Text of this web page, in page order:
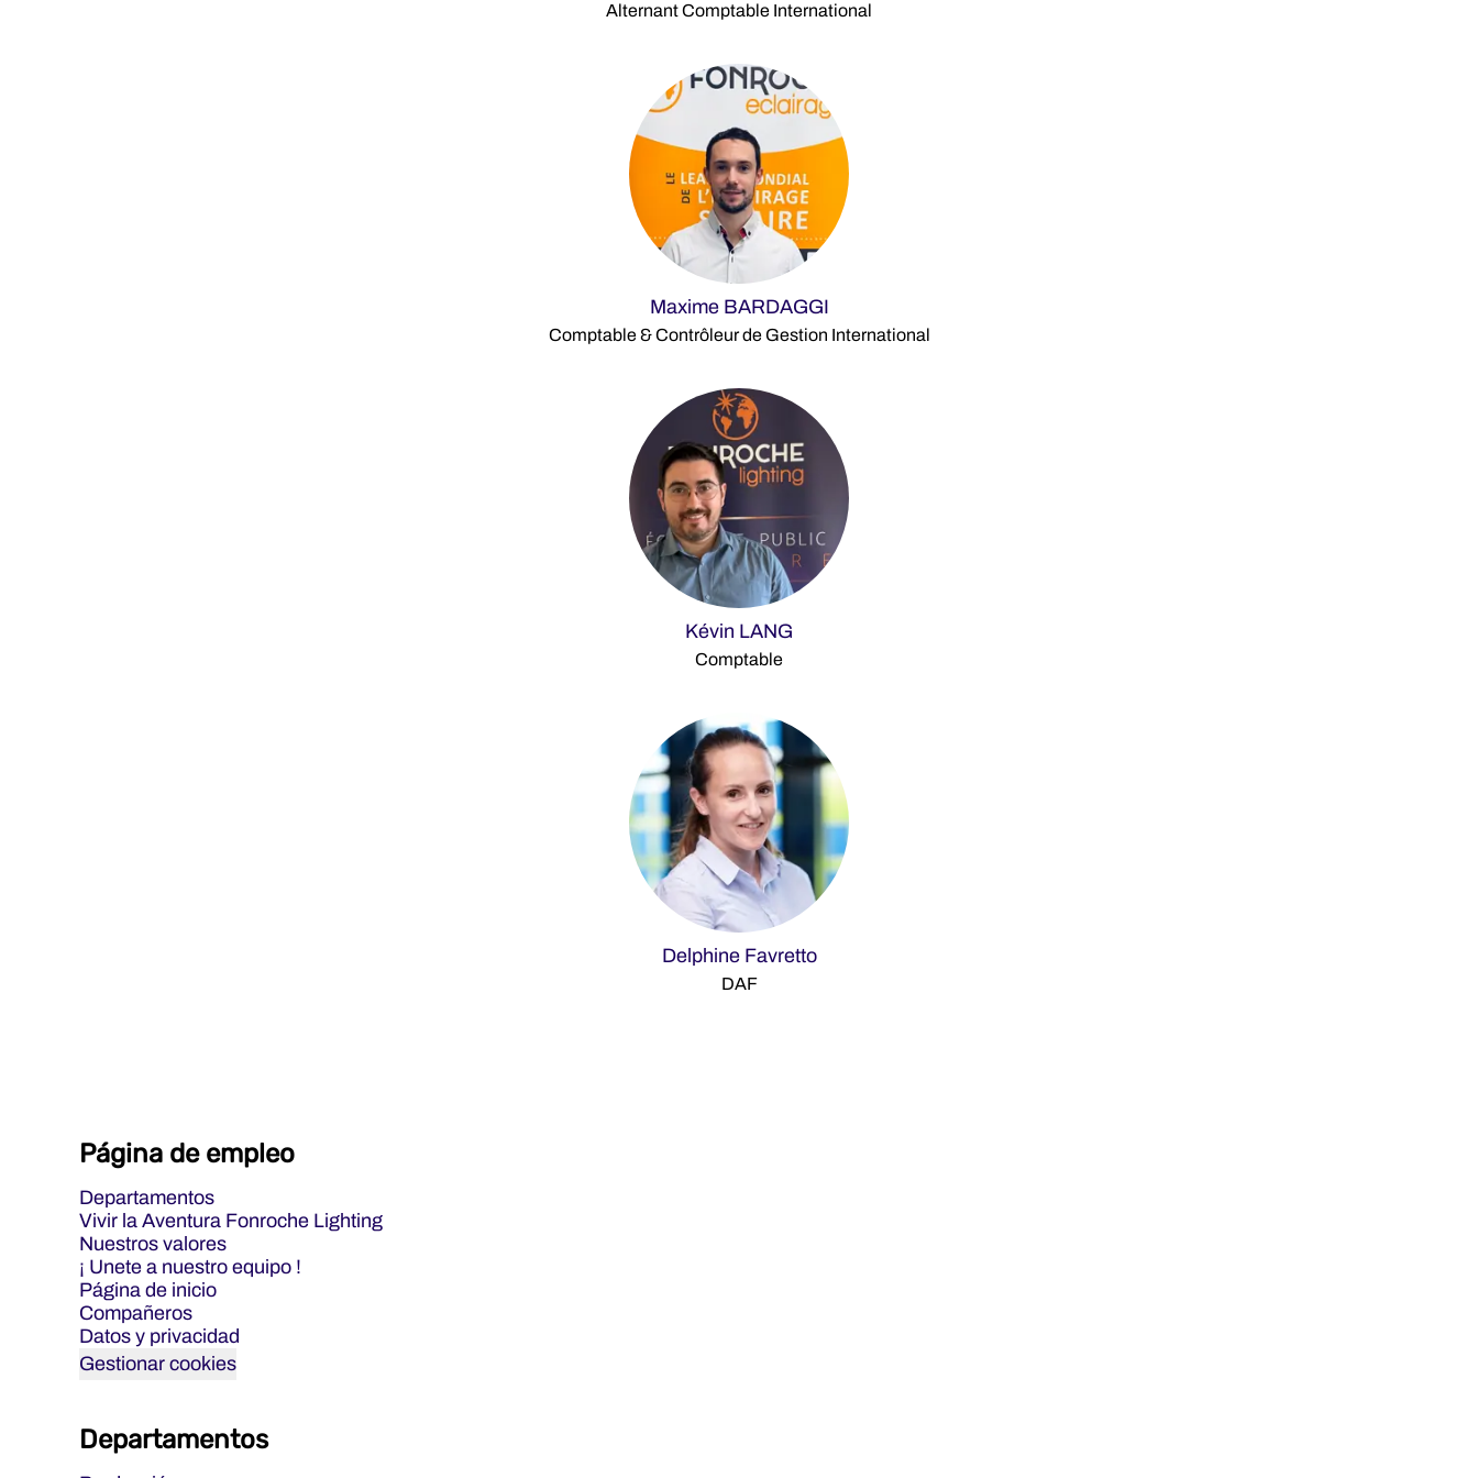
Alternant Comptable International
Maxime BARDAGGI
Comptable & Contrôleur de Gestion International
Kévin LANG
Comptable
Delphine Favretto
DAF
Página de empleo
Departamentos
Vivir la Aventura Fonroche Lighting
Nuestros valores
¡ Unete a nuestro equipo !
Página de inicio
Compañeros
Datos y privacidad
Gestionar cookies
Departamentos